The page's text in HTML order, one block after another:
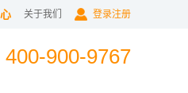
登录注册
关于我们
400-900-9767